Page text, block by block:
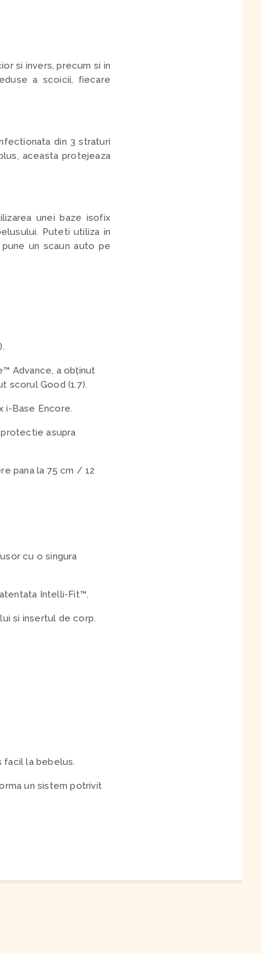
si invers, precum si in
a scoicii, fiecare
din 3 straturi
aceasta protejeaza
unei baze isofix
Puteti utiliza in
un scaun auto pe
Advance, a obținut
scorul Good (1.7).
i-Base Encore.
asupra
pana la 75 cm / 12
cu o singura
Intelli-Fit™.
si insertul de corp.
facil la bebelus.
un sistem potrivit